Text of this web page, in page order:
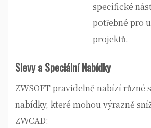
specifické
potřebné pro
projektů.
Slevy a Speciální Nabídky
ZWSOFT pravidelně nabízí různé
nabídky, které mohou výrazně
ZWCAD: